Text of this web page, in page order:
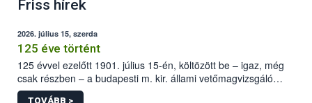
Friss hírek
2026. július 15, szerda
125 éve történt
125 évvel ezelőtt 1901. július 15-én, költözött be – igaz, még
csak részben – a budapesti m. kir. állami vetőmagvizsgáló
állomás a Kis Rókus utca 15. szám alatti, Czigler Győző által
TOVÁBB >